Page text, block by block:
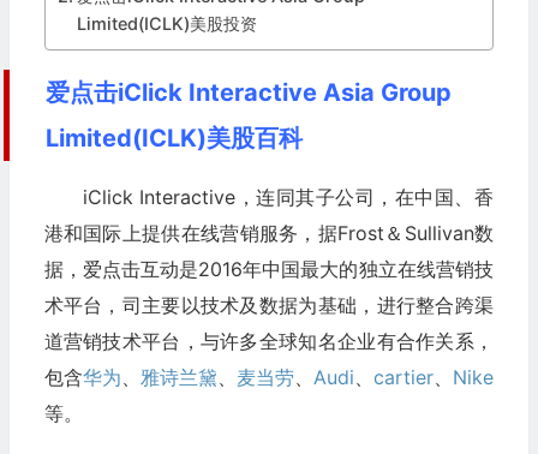
Limited(ICLK)美股投资
爱点击iClick Interactive Asia Group
Limited(ICLK)美股百科
iClick Interactive，连同其子公司，在中国、香
港和国际上提供在线营销服务，据Frost＆Sullivan数
据，爱点击互动是2016年中国最大的独立在线营销技
术平台，司主要以技术及数据为基础，进行整合跨渠
道营销技术平台，与许多全球知名企业有合作关系，
包含华为、 雅诗兰黛、 麦当劳、 Audi、 cartier、 Nike
等。